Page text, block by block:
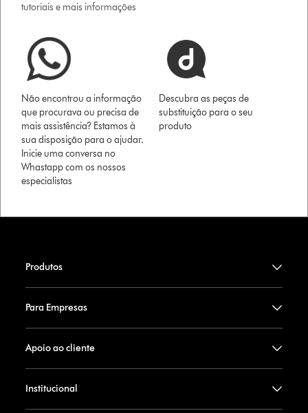
tutoriais e mais informações
Não encontrou a informação
que procurava ou precisa de
mais assistência? Estamos à
sua disposição para o ajudar.
Inicie uma conversa no
Whastapp com os nossos
especialistas
Descubra as peças de
substituição para o seu
produto
Produtos
Para Empresas
Apoio ao cliente
Institucional